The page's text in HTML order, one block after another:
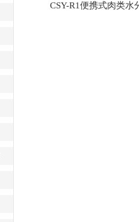
CSY-R1便携式肉类水